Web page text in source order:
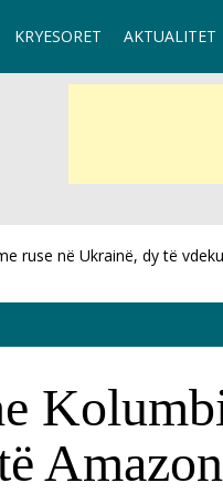
KRYESORET AKTUALITET
me numrin 10 Salah,